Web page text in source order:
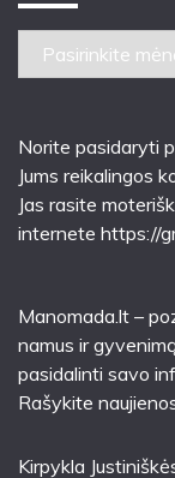
Archyvai
Norite pasidaryti
Jums reikalingos
Jas rasite
internete https://
Manomada.lt –
namus ir
pasidalinti savo
Rašykite
Kirpykla